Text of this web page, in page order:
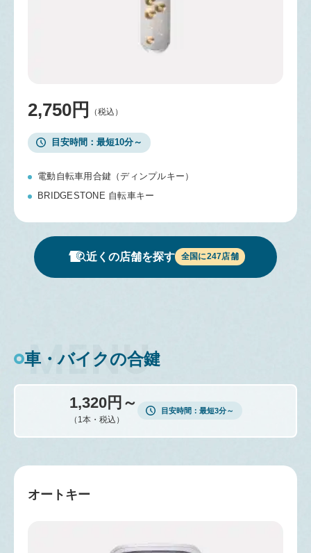
2,750円 （税込）
目安時間 最短10分～
電動自転車用合鍵（ディンプルキー）
BRIDGESTONE 自転車キー
近くの店舗を探す 全国に247店舗
車・バイクの合鍵
1,320円～
（1本・税込）
目安時間 最短3分～
オートキー